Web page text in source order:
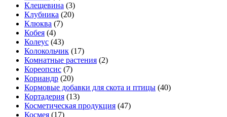
Клещевина (3)
Клубника (20)
Клюква (7)
Кобея (4)
Колеус (43)
Колокольчик (17)
Комнатные растения (2)
Кореопсис (7)
Кориандр (20)
Кормовые добавки для скота и птицы (40)
Кортадерия (13)
Косметическая продукция (47)
Космея (17)